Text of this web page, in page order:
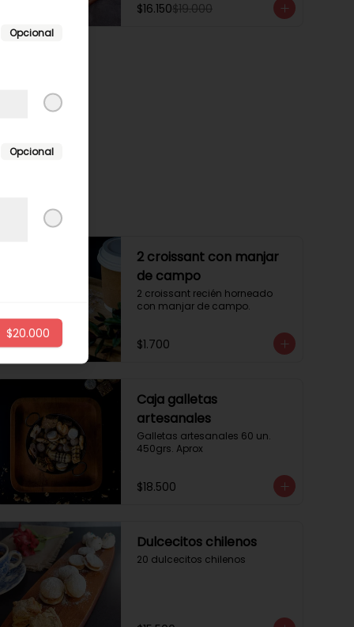
$16.150$19.000
2 croissant con manjar
de campo
2 croissant recién horneado
con manjar de campo.
$1.700
Caja galletas
artesanales
Galletas artesanales 60 un.
450grs. Aprox
$18.500
Dulcecitos chilenos
20 dulcecitos chilenos
Opcional
Opcional
$20.000